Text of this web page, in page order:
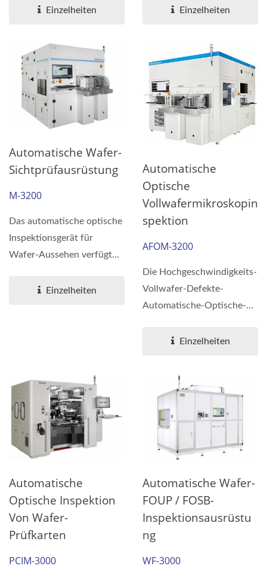
des dreidimensionalen...
Einzelheiten bestehen...Einzelheiten
Automatische Wafer-
Sichtprüfausrüstung
M-3200
Das automatische optische
Inspektionsgerät für
Wafer-Aussehen verfügt
Hochgeschwindigkeitsfunktionen...
Einzelheiten
Automatische
Optische
Vollwafermikroskopin
Spektion
AFOM-3200
Die Hochgeschwindigkeits-
Vollwafer-Defekte-
Automatische-Optische-
Einzelheiten
Automatische
Optische Inspektion
Von Wafer-
Prüfkarten
PCIM-3000
Automatische Wafer-
FOUP / FOSB-
Inspektionsausrüstu
Ng
WF-3000